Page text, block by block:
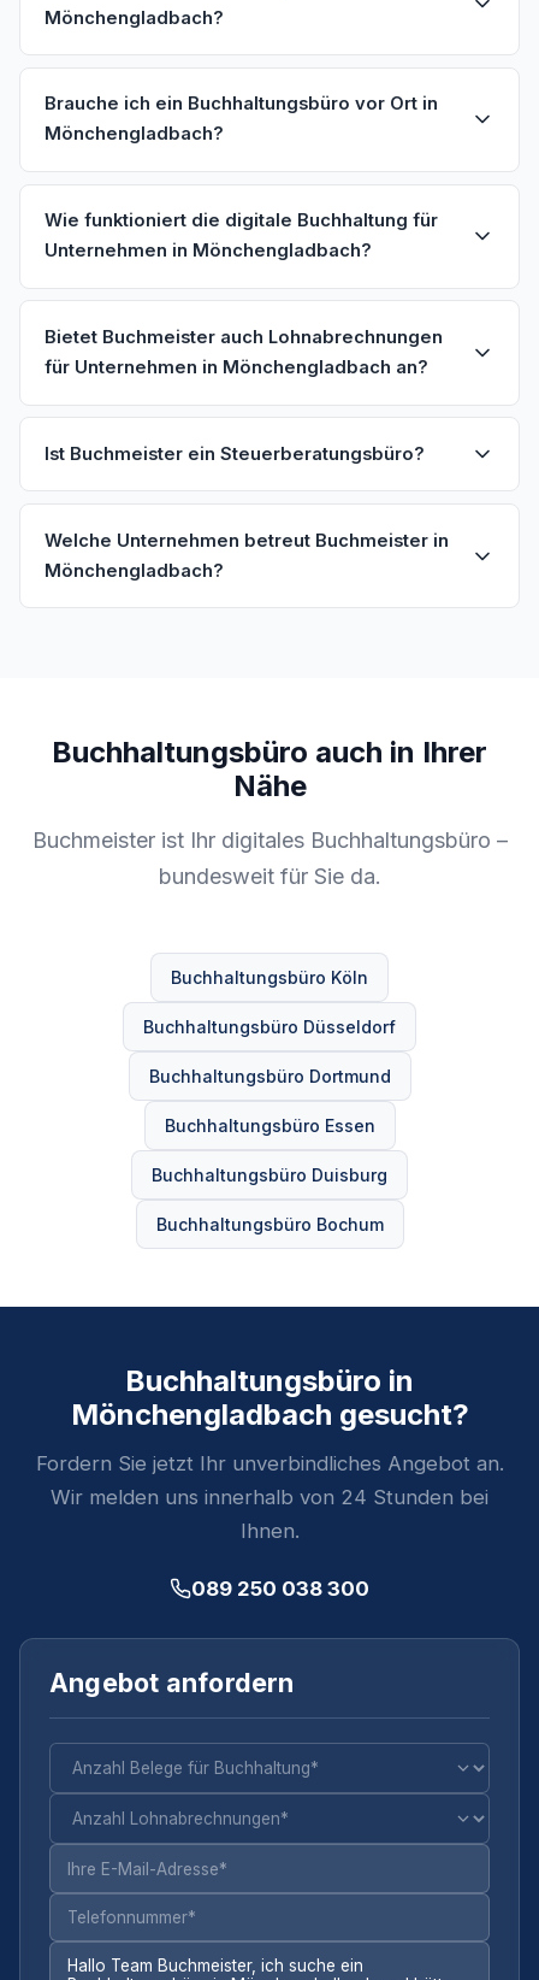
Mönchengladbach?
Brauche ich ein Buchhaltungsbüro vor Ort in
Mönchengladbach?
Wie funktioniert die digitale Buchhaltung für
Unternehmen in Mönchengladbach?
Bietet Buchmeister auch Lohnabrechnungen
für Unternehmen in Mönchengladbach an?
Ist Buchmeister ein Steuerberatungsbüro?
Welche Unternehmen betreut Buchmeister in
Mönchengladbach?
Buchhaltungsbüro auch in Ihrer
Nähe
Buchmeister ist Ihr digitales Buchhaltungsbüro –
bundesweit für Sie da.
Buchhaltungsbüro Köln
Buchhaltungsbüro Düsseldorf
Buchhaltungsbüro Dortmund
Buchhaltungsbüro Essen
Buchhaltungsbüro Duisburg
Buchhaltungsbüro Bochum
Buchhaltungsbüro in
Mönchengladbach gesucht?
Fordern Sie jetzt Ihr unverbindliches Angebot an.
Wir melden uns innerhalb von 24 Stunden bei
Ihnen.
089 250 038 300
Angebot anfordern